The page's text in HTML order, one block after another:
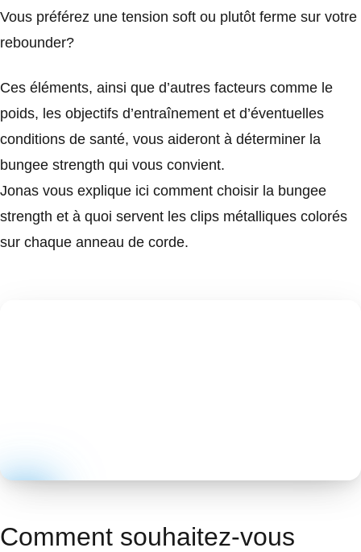
Vous préférez une tension soft ou plutôt ferme sur votre
rebounder?
Ces éléments, ainsi que d’autres facteurs comme le
poids, les objectifs d’entraînement et d’éventuelles
conditions de santé, vous aideront à déterminer la
bungee strength qui vous convient.
Jonas vous explique ici comment choisir la bungee
strength et à quoi servent les clips métalliques colorés
sur chaque anneau de corde.
Comment souhaitez-vous